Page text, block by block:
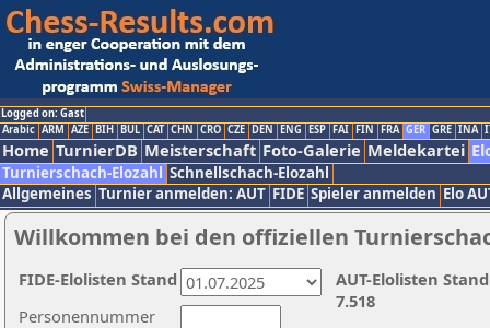
Logged on: Gast
Arabic ARM AZE BIH BUL CAT CHN CRO CZE DEN ENG ESP FAI FIN FRA GER GRE INA
Home TurnierDB Meisterschaft Foto-Galerie Meldekartei
Turnierschach-Elozahl Schnellschach-Elozahl
Allgemeines Turnier anmelden: AUT FIDE Spieler anmelden Elo
Willkommen bei den offiziellen
Personennummer
AUT-Elolisten
7.518
FIDE-Elolisten Stand